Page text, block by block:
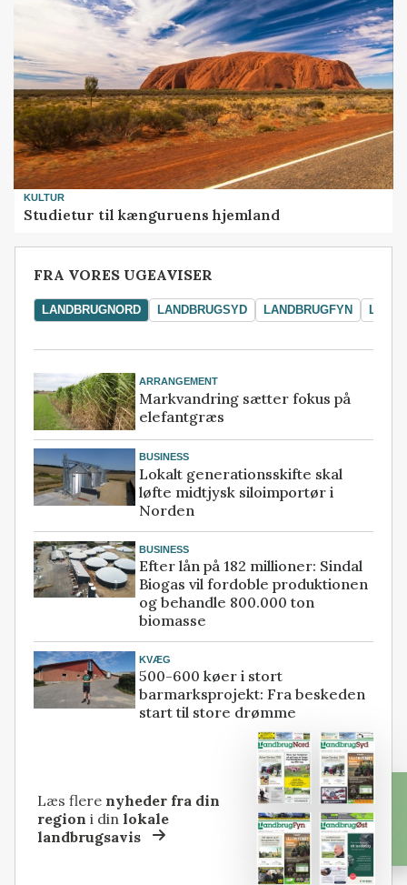
KULTUR
Studietur til kænguruens hjemland
FRA VORES UGEAVISER
LANDBRUGNORD LANDBRUGSYD LANDBRUGFYN
ARRANGEMENT
Markvandring sætter fokus på
elefantgræs
BUSINESS
Lokalt generationsskifte skal
løfte midtjysk siloimportør i
Norden
BUSINESS
Efter lån på 182 millioner: Sindal
Biogas vil fordoble produktionen
og behandle 800.000 ton
biomasse
KVÆG
500-600 køer i stort
barmarksprojekt: Fra beskeden
start til store drømme
Læs flere nyheder fra din
region i dinlokale
landbrugsavis